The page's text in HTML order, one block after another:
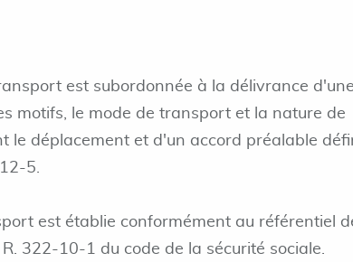
est subordonnée à la délivrance
motifs, le mode de transport et la nature de
le déplacement et d'un accord préalable
5.
est établie conformément au référentiel
322-10-1 du code de la sécurité sociale.